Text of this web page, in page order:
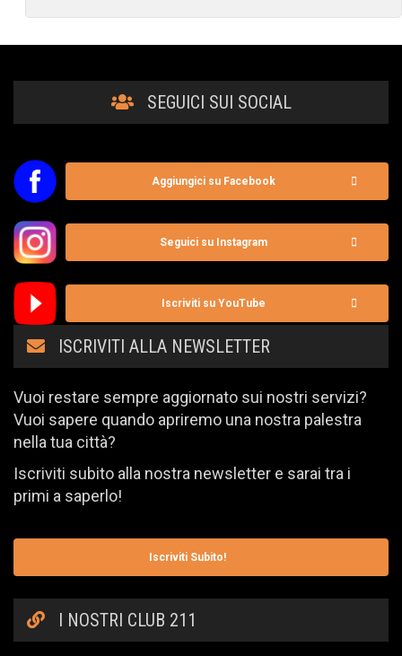
SEGUICI SUI SOCIAL
Aggiungici su Facebook
Seguici su Instagram
Iscriviti su YouTube
ISCRIVITI ALLA NEWSLETTER
Vuoi restare sempre aggiornato sui nostri servizi?
Vuoi sapere quando apriremo una nostra palestra
nella tua città?
Iscriviti subito alla nostra newsletter e sarai tra i
primi a saperlo!
Iscriviti Subito!
I NOSTRI CLUB 211